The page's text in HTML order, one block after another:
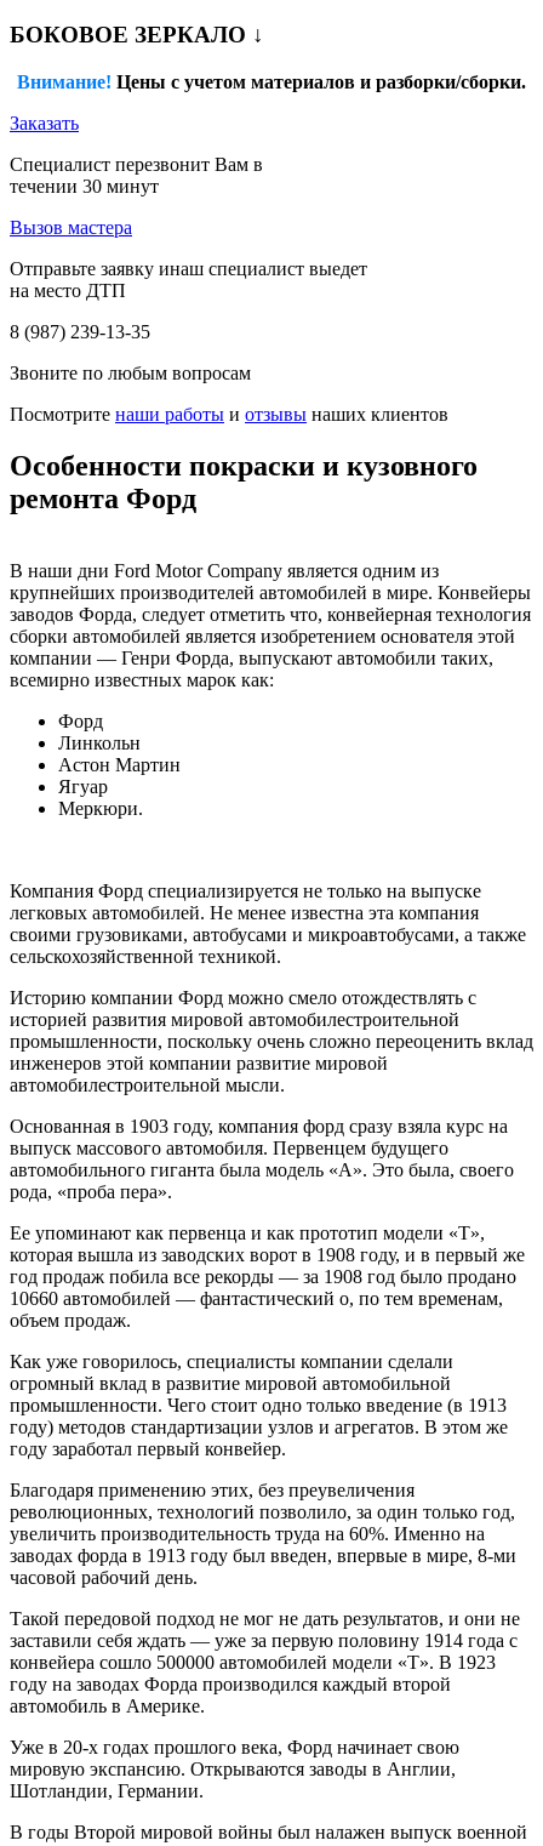
БОКОВОЕ ЗЕРКАЛО ↓
Внимание! Цены с учетом материалов и разборки/сборки.
Заказать
Специалист перезвонит Вам в
течении 30 минут
Вызов мастера
Отправьте заявку инаш специалист выедет
на место ДТП
8 (987) 239-13-35
Звоните по любым вопросам
Посмотрите наши работы и отзывы наших клиентов
Особенности покраски и кузовного
ремонта Форд
В наши дни Ford Motor Company является одним из
крупнейших производителей автомобилей в мире. Конвейеры
заводов Форда, следует отметить что, конвейерная технология
сборки автомобилей является изобретением основателя этой
компании — Генри Форда, выпускают автомобили таких,
всемирно известных марок как:
Форд
Линкольн
Астон Мартин
Ягуар
Меркюри.
Компания Форд специализируется не только на выпуске
легковых автомобилей. Не менее известна эта компания
своими грузовиками, автобусами и микроавтобусами, а также
сельскохозяйственной техникой.
Историю компании Форд можно смело отождествлять с
историей развития мировой автомобилестроительной
промышленности, поскольку очень сложно переоценить вклад
инженеров этой компании развитие мировой
автомобилестроительной мысли.
Основанная в 1903 году, компания форд сразу взяла курс на
выпуск массового автомобиля. Первенцем будущего
автомобильного гиганта была модель «А». Это была, своего
рода, «проба пера».
Ее упоминают как первенца и как прототип модели «Т»,
которая вышла из заводских ворот в 1908 году, и в первый же
год продаж побила все рекорды — за 1908 год было продано
10660 автомобилей — фантастический о, по тем временам,
объем продаж.
Как уже говорилось, специалисты компании сделали
огромный вклад в развитие мировой автомобильной
промышленности. Чего стоит одно только введение (в 1913
году) методов стандартизации узлов и агрегатов. В этом же
году заработал первый конвейер.
Благодаря применению этих, без преувеличения
революционных, технологий позволило, за один только год,
увеличить производительность труда на 60%. Именно на
заводах форда в 1913 году был введен, впервые в мире, 8-ми
часовой рабочий день.
Такой передовой подход не мог не дать результатов, и они не
заставили себя ждать — уже за первую половину 1914 года с
конвейера сошло 500000 автомобилей модели «Т». В 1923
году на заводах Форда производился каждый второй
автомобиль в Америке.
Уже в 20-х годах прошлого века, Форд начинает свою
мировую экспансию. Открываются заводы в Англии,
Шотландии, Германии.
В годы Второй мировой войны был налажен выпуск военной